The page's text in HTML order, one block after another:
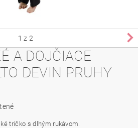
1 z 2
A DOJČIACE
DEVIN PRUHY
tričko s dlhým rukávom.